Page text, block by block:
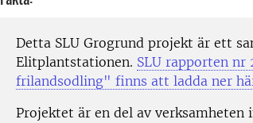
Detta SLU Grogrund projekt är ett
Elitplantstationen. SLU rapporten nr
frilandsodling" finns att ladda ner
Projektet är en del av verksamheten